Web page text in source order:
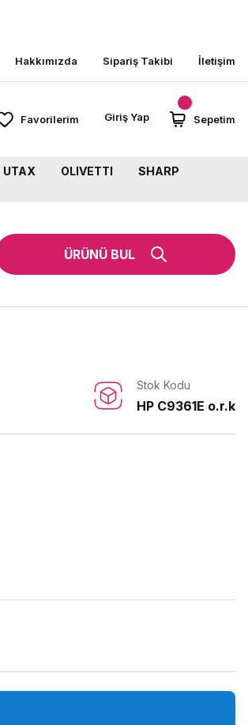
Hakkımızda Sipariş Takibi İletişim
Favorilerim Giriş Yap Sepetim
UTAX OLIVETTI
SHARP
ÜRÜNÜ BUL
Stok Kodu
HP C9361E o.r.k